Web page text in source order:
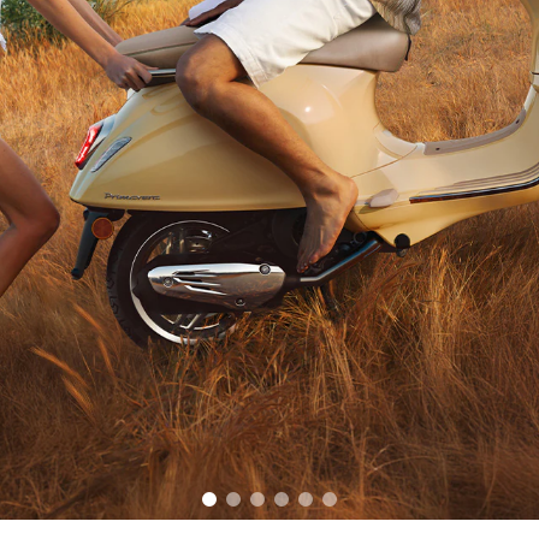
0
item
item
2
item
3
item
4
item
5